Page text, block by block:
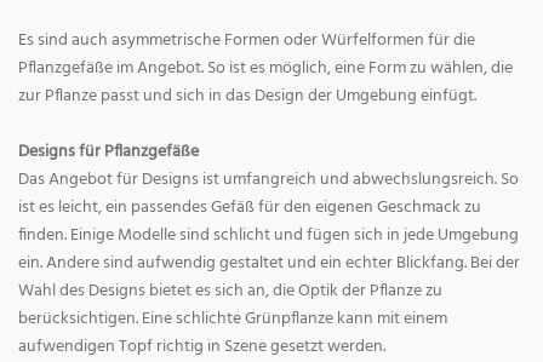
Es sind auch asymmetrische Formen oder Würfelformen für die
Pflanzgefäße im Angebot. So ist es möglich, eine Form zu wählen, die
zur Pflanze passt und sich in das Design der Umgebung einfügt.
Designs für Pflanzgefäße
Das Angebot für Designs ist umfangreich und abwechslungsreich. So
ist es leicht, ein passendes Gefäß für den eigenen Geschmack zu
finden. Einige Modelle sind schlicht und fügen sich in jede Umgebung
ein. Andere sind aufwendig gestaltet und ein echter Blickfang. Bei der
Wahl des Designs bietet es sich an, die Optik der Pflanze zu
berücksichtigen. Eine schlichte Grünpflanze kann mit einem
aufwendigen Topf richtig in Szene gesetzt werden.